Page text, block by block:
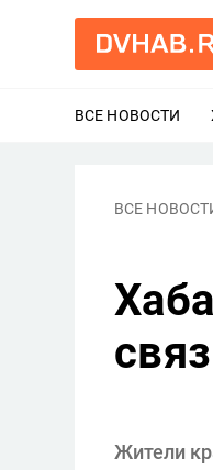
ВСЕ НОВОСТИ
ВСЕ
Жители